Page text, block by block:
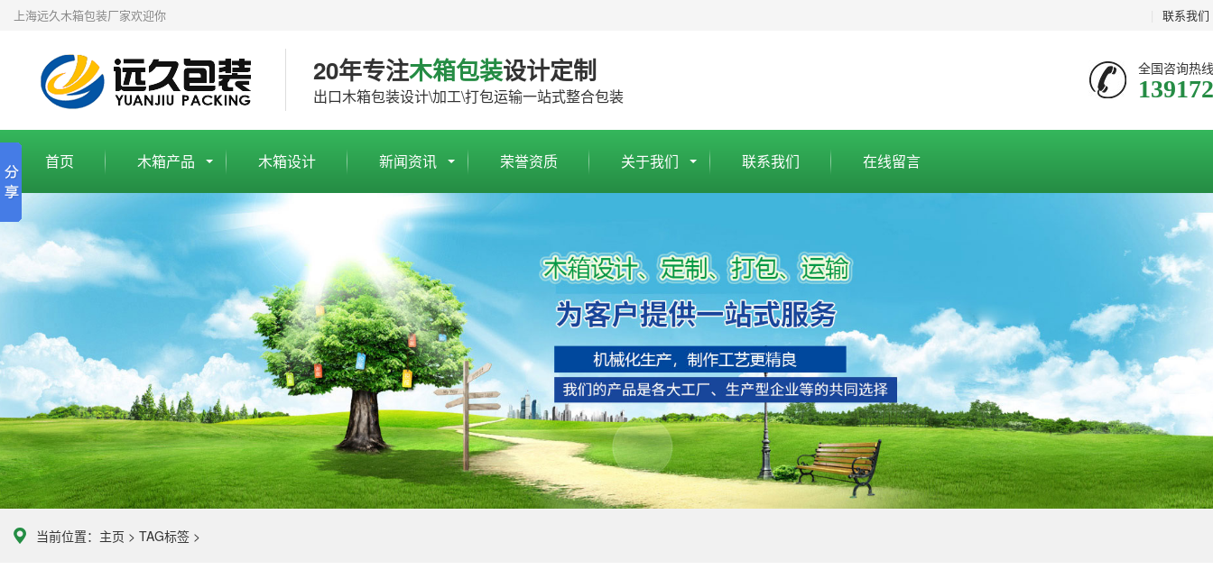
联系我们
上海远久木箱包装厂家欢迎你
20年专注木箱包装设计定制
出口木箱包装设计\加工\打包运输一站式整合包装
全国咨询热
首页 木箱产品 木箱设计 新闻资讯 荣誉资质 关于我们 联系我们 在线留言
当前位置： 主页 > TAG标签 >